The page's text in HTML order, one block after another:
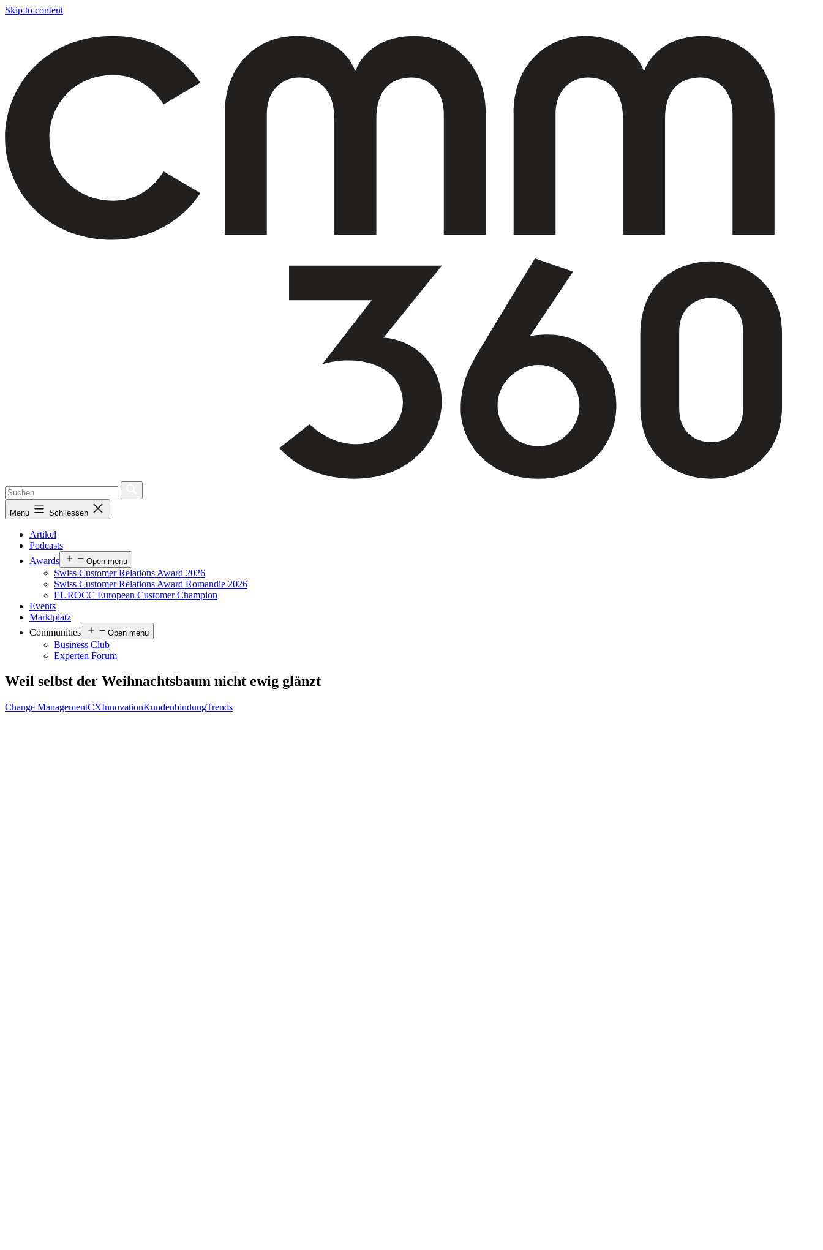
Skip to content
Menu Schliessen
Artikel
Podcasts
Awards
Open menu
Swiss Customer Relations Award 2026
Swiss Customer Relations Award Romandie 2026
EUROCC European Customer Champion
Events
Marktplatz
Communities
Open menu
Business Club
Experten Forum
Weil selbst der Weihnachtsbaum nicht ewig glänzt
Change ManagementCXInnovationKundenbindungTrends